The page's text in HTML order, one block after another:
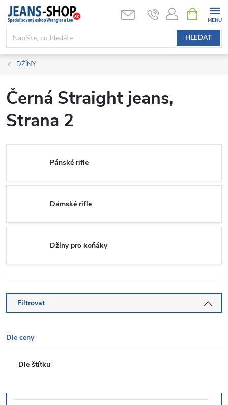
Přejít
obsah
HLEDAT
NÁKUPNÍ
KOŠÍK
DŽÍNY
Černá Straight jeans,
Strana 2
Pánské rifle
Dámské rifle
Džíny pro koňáky
Filtrovat
Dle ceny
Dle štítku